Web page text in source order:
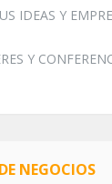
IDEAS Y
Y
NEGOCIOS